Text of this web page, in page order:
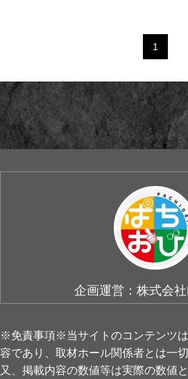
1
企画運営：株式会
※免責事項※当サイトのコンテンツ
容であり、取材ホール関係者とは一
又、掲載内容の数値等は実際の数値